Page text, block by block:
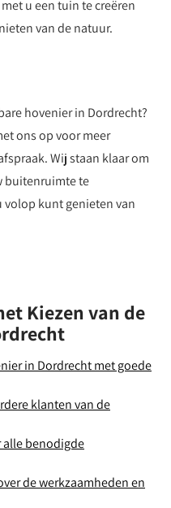
u een tuin te creëren
van de natuur.
hovenier in Dordrecht?
ons op voor meer
Wij staan klaar om
buitenruimte te
kunt genieten van
Kiezen van de
in Dordrecht met goede
klanten van de
alle benodigde
de werkzaamheden en